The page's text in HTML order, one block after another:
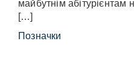
майбутнім
[…]
Позначки